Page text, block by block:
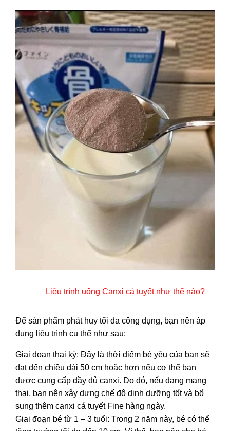
Liệu trình uống Canxi cá tuyết như thế nào?
Để sản phẩm phát huy tối đa công dụng, bạn nên áp
dụng liệu trình cụ thể như sau:
Giai đoạn thai kỳ: Đây là thời điểm bé yêu của bạn sẽ
đạt đến chiều dài 50 cm hoặc hơn nếu cơ thể bạn
được cung cấp đầy đủ canxi. Do đó, nếu đang mang
thai, bạn nên xây dựng chế độ dinh dưỡng tốt và bổ
sung thêm canxi cá tuyết Fine hàng ngày.
Giai đoạn bé từ 1 – 3 tuổi: Trong 2 năm này, bé có thể